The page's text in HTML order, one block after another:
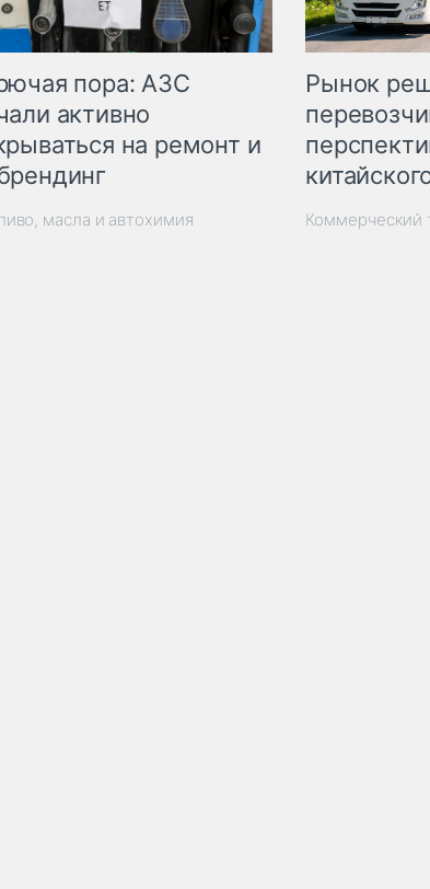
пора: АЗС
активно
на ремонт и
масла и автохимия
Рынок
Коммерческий